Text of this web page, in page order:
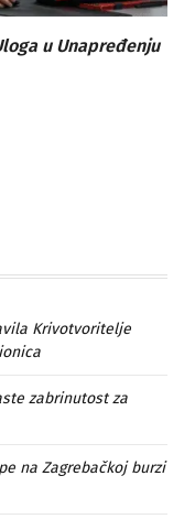
u Unapređenju
Krivotvoritelje
zabrinutost za
na Zagrebačkoj burzi